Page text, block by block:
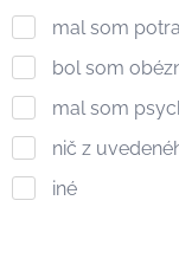
mal som
bol som
mal som
nič z
iné